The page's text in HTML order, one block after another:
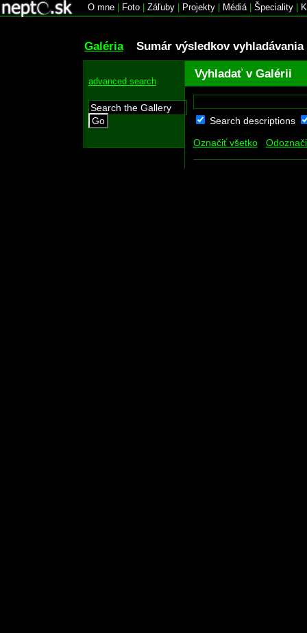
O mne Foto Záľuby Projekty Médiá| Špeciality
Galéria Sumár výsledkov vyhladávania
advanced search
Go
Vyhladať v Galérii
Search descriptions
Označiť všetko